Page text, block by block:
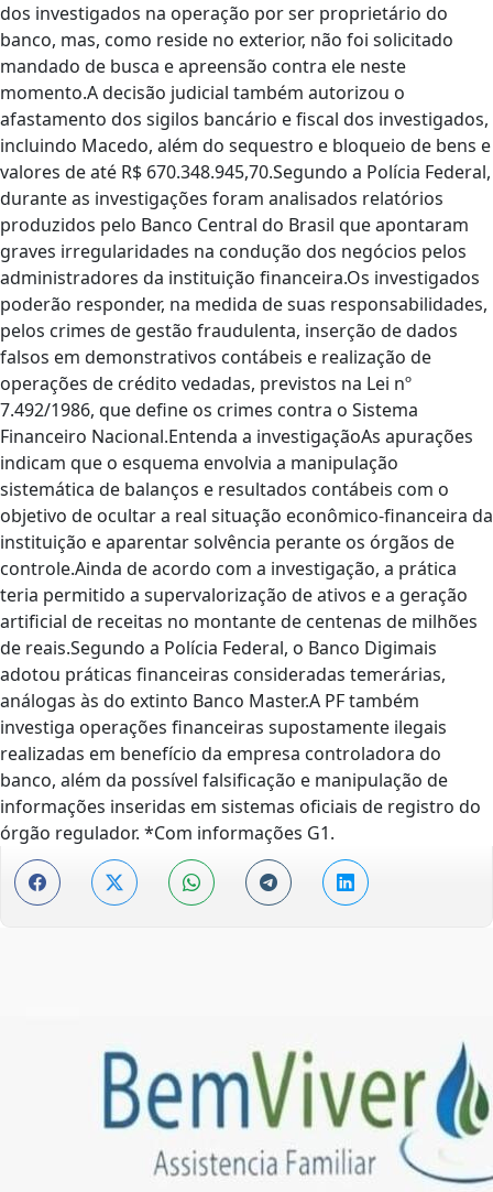
dos investigados na operação por ser proprietário do
banco, mas, como reside no exterior, não foi solicitado
mandado de busca e apreensão contra ele neste
momento.A decisão judicial também autorizou o
afastamento dos sigilos bancário e fiscal dos investigados,
incluindo Macedo, além do sequestro e bloqueio de bens e
valores de até R$ 670.348.945,70.Segundo a Polícia Federal,
durante as investigações foram analisados relatórios
produzidos pelo Banco Central do Brasil que apontaram
graves irregularidades na condução dos negócios pelos
administradores da instituição financeira.Os investigados
poderão responder, na medida de suas responsabilidades,
pelos crimes de gestão fraudulenta, inserção de dados
falsos em demonstrativos contábeis e realização de
operações de crédito vedadas, previstos na Lei nº
7.492/1986, que define os crimes contra o Sistema
Financeiro Nacional.Entenda a investigaçãoAs apurações
indicam que o esquema envolvia a manipulação
sistemática de balanços e resultados contábeis com o
objetivo de ocultar a real situação econômico-financeira da
instituição e aparentar solvência perante os órgãos de
controle.Ainda de acordo com a investigação, a prática
teria permitido a supervalorização de ativos e a geração
artificial de receitas no montante de centenas de milhões
de reais.Segundo a Polícia Federal, o Banco Digimais
adotou práticas financeiras consideradas temerárias,
análogas às do extinto Banco Master.A PF também
investiga operações financeiras supostamente ilegais
realizadas em benefício da empresa controladora do
banco, além da possível falsificação e manipulação de
informações inseridas em sistemas oficiais de registro do
órgão regulador. *Com informações G1.